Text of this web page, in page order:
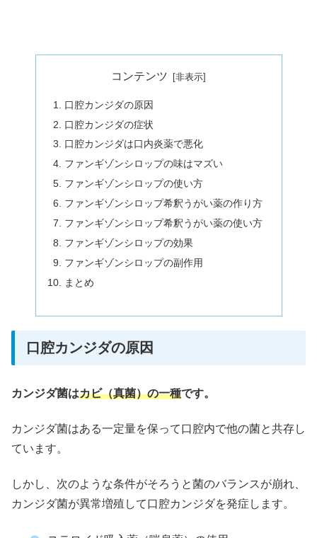
コンテンツ
口腔カンジダの原因
口腔カンジダの症状
口腔カンジダは口内炎薬で悪化
ファンギゾンシロップの味はマズい
ファンギゾンシロップの使い方
ファンギゾンシロップ希釈うがい薬の作り方
ファンギゾンシロップ希釈うがい薬の使い方
ファンギゾンシロップの効果
ファンギゾンシロップの副作用
まとめ
口腔カンジダの原因
カンジダ菌はカビ（真菌）の一種です。
カンジダ菌はある一定量を保って口腔内で他の菌と共存し
ています。
しかし、次のような条件がそろうと菌のバランスが崩れ、
カンジダ菌が異常増殖して口腔カンジダを発症します。